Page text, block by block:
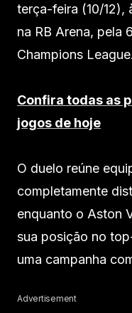
terça-feira (10/12),
na RB Arena, pela
Champions League.
Confira todas as
jogos de hoje
O duelo reúne
completamente
enquanto o Aston
sua posição no
uma campanha
Advertisement